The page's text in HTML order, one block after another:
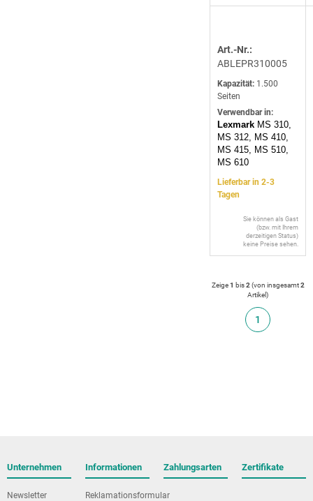
Art.-Nr.:
ABLEPR310005
Kapazität: 1.500
Seiten
Verwendbar in:
Lexmark MS 310,
MS 312, MS 410,
MS 415, MS 510,
MS 610
Lieferbar in 2-3
Tagen
Sie können als Gast
(bzw. mit Ihrem
derzeitigen Status)
keine Preise sehen.
Zeige1 bis2(von insgesamt2
Artikel)
1
Unternehmen
Newsletter
Informationen
Reklamationsformular
Zahlungsarten Zertifikate